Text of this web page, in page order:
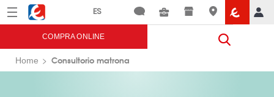
Menú Eroski
COMPRA ONLINE
Home Consultorio matrona